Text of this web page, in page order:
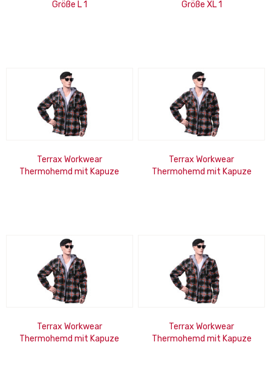
Größe L 1
Größe XL 1
Terrax Workwear
Thermohemd mit Kapuze
Terrax Workwear
Thermohemd mit Kapuze
Terrax Workwear
Thermohemd mit Kapuze
Terrax Workwear
Thermohemd mit Kapuze